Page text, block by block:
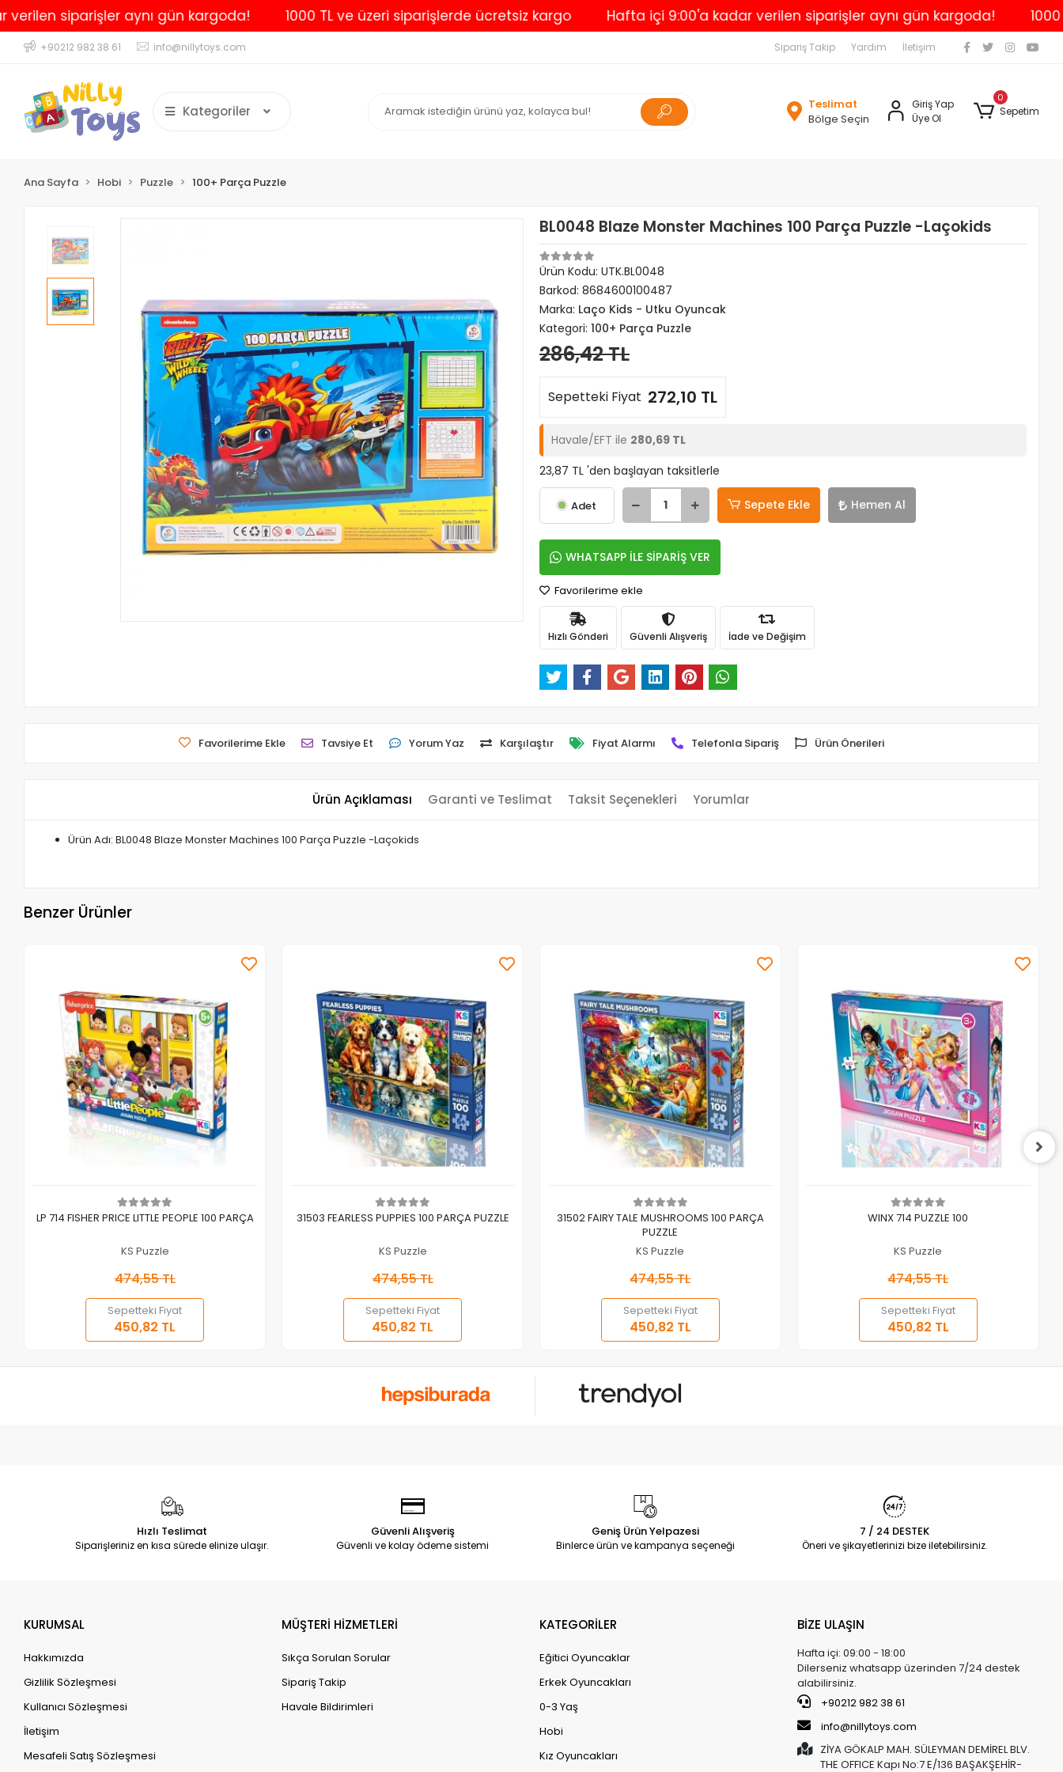
siparişler aynı gün kargoda! 1000 TL ve üzeri siparişlerde ücretsiz kargo Hafta içi 9:00'a kadar verilen siparişler aynı gün kargoda! 1000 TL
+90212 982 38 61 info@nillytoys.com Sipariş Takip Yardım İletişim
Kategoriler
Teslimat
Bölge Seçin
Giriş Yap
Üye Ol
0
Sepetim
Ana Sayfa Hobi Puzzle 100+ Parça Puzzle
BL0048 Blaze Monster Machines 100 Parça Puzzle -Laçokids
Ürün Kodu: UTK.BL0048
Barkod: 8684600100487
Marka: Laço Kids - Utku Oyuncak
Kategori: 100+ Parça Puzzle
286,42 TL
Sepetteki Fiyat 272,10 TL
Havale/EFT ile 280,69 TL
23,87 TL 'den başlayan taksitlerle
Adet Sepete Ekle Hemen Al
WHATSAPP İLE SİPARİŞ VER
Favorilerime ekle
Hızlı Gönderi Güvenli Alışveriş İade ve Değişim
Favorilerime Ekle Tavsiye Et Yorum Yaz Karşılaştır Fiyat Alarmı Telefonla Sipariş Ürün Önerileri
Ürün Açıklaması Garanti ve Teslimat Taksit Seçenekleri Yorumlar
Ürün Adı: BL0048 Blaze Monster Machines 100 Parça Puzzle -Laçokids
Benzer Ürünler
Sepete Ekle
LP 714 FISHER PRICE LITTLE PEOPLE 100 PARÇA
KS Puzzle
474,55 TL
Sepetteki Fiyat
450,82 TL
Sepete Ekle
31503 FEARLESS PUPPIES 100 PARÇA PUZZLE
KS Puzzle
474,55 TL
Sepetteki Fiyat
450,82 TL
Sepete Ekle
31502 FAIRY TALE MUSHROOMS 100 PARÇA
PUZZLE
KS Puzzle
474,55 TL
Sepetteki Fiyat
450,82 TL
Sepete Ekle
WINX 714 PUZZLE 100
KS Puzzle
474,55 TL
Sepetteki Fiyat
450,82 TL
Hızlı Teslimat
Siparişleriniz en kısa sürede elinize ulaşır.
Güvenli Alışveriş
Güvenli ve kolay ödeme sistemi
Geniş Ürün Yelpazesi
Binlerce ürün ve kampanya seçeneği
7 / 24 DESTEK
Öneri ve şikayetlerinizi bize iletebilirsiniz.
KURUMSAL
Hakkımızda
Gizlilik Sözleşmesi
Kullanıcı Sözleşmesi
İletişim
Mesafeli Satış Sözleşmesi
MÜŞTERİ HİZMETLERİ
Sıkça Sorulan Sorular
Sipariş Takip
Havale Bildirimleri
KATEGORİLER
Eğitici Oyuncaklar
Erkek Oyuncakları
0-3 Yaş
Hobi
Kız Oyuncakları
BİZE ULAŞIN
Hafta içi: 09:00 - 18:00
Dilerseniz whatsapp üzerinden 7/24 destek
alabilirsiniz.
+90212 982 38 61
info@nillytoys.com
ZİYA GÖKALP MAH. SÜLEYMAN DEMİREL BLV.
THE OFFICE Kapı No:7 E/136 BAŞAKŞEHİR-